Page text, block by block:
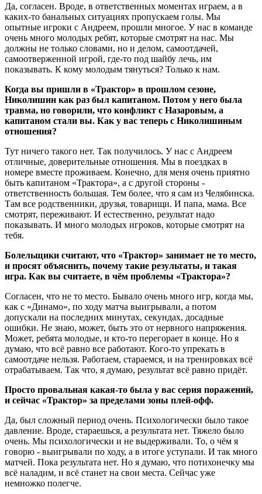
Да, согласен. Вроде, в ответственных моментах играем, а в
каких-то банальных ситуациях пропускаем голы. Мы
опытные игроки с Андреем, прошли многое. У нас в команде
очень много молодых ребят, которые смотрят на нас. Мы
должны не только словами, но и делом, самоотдачей,
самоотверженной игрой, где-то под шайбу лечь, им
показывать. К кому молодым тянуться? Только к нам.
Когда вы пришли в «Трактор» в прошлом сезоне,
Николишин как раз был капитаном. Потом у него была
травма, но говорили, что конфликт с Назаровым, а
капитаном стали вы. Как у вас теперь с Николишиным
отношения?
Тут ничего такого нет. Так получилось. У нас с Андреем
отличные, доверительные отношения. Мы в поездках в
номере вместе проживаем. Конечно, для меня очень приятно
быть капитаном «Трактора», а с другой стороны -
ответственность большая. Тем более, что я сам из Челябинска.
Там все родственники, друзья, товарищи. И папа, мама. Все
смотрят, переживают. И естественно, результат надо
показывать. И много молодых игроков, которые смотрят на
тебя.
Болельщики считают, что «Трактор» занимает не то место,
и просят объяснить, почему такие результаты, и такая
игра. Как вы считаете, в чём проблемы «Трактора»?
Согласен, что не то место. Бывало очень много игр, когда мы,
как с «Динамо», по ходу матча выигрывали, а потом
допускали на последних минутах, секундах, досадные
ошибки. Не знаю, может, быть это от нервного напряжения.
Может, ребята молодые, и кто-то перегорает в конце. Но я
думаю, что всё равно все работают. Кого-то упрекать в
самоотдаче нельзя. Работаем, стараемся, и на тренировках всё
отрабатываем. Так что, я думаю, результат всё равно придёт.
Просто провальная какая-то была у вас серия поражений,
и сейчас «Трактор» за пределами зоны плей-офф.
Да, был сложный период очень. Психологически было такое
давление. Вроде, стараешься, а результата нет. Тяжело было
очень. Мы психологически и не выдерживали. То, о чём я
говорю - выигрывали по ходу, а в итоге уступали. И так много
матчей. Пока результата нет. Но я думаю, что потихонечку мы
всё наладим, и всё станет на свои места. Сейчас уже
немножко полегче.